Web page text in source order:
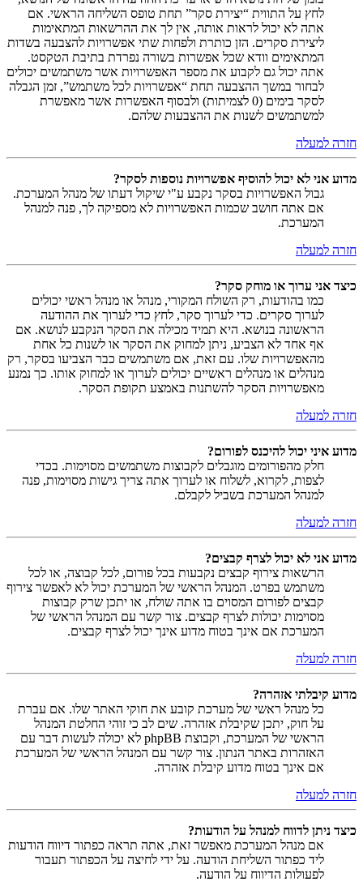
לחץ על התווית “יצירת סקר” תחת טופס השליחה הראשי. אם
אתה לא יכול לראות אותה, אין לך את ההרשאות המתאימות
ליצירת סקרים. הזן כותרת ולפחות שתי אפשרויות להצבעה בשדות
המתאימים וודא שכל אפשרות בשורה נפרדת בתיבת הטקסט.
אתה יכול גם לקבוע את מספר האפשרויות אשר משתמשים יכולים
לבחור במשך ההצבעה תחת “אפשרויות לכל משתמש”, זמן הגבלה
לסקר בימים (0 לצמיתות) ולבסוף האפשרות אשר מאפשרת
למשתמשים לשנות את ההצבעות שלהם.
חזרה למעלה
מדוע אני לא יכול להוסיף אפשרויות נוספות לסקר?
גבול האפשרויות בסקר נקבע ע"י שיקול דעתו של מנהל המערכת.
אם אתה חושב שכמות האפשרויות לא מספיקה לך, פנה למנהל
המערכת.
חזרה למעלה
כיצד אני ערוך או מוחק סקר?
כמו בהודעות, רק השולח המקורי, מנהל או מנהל ראשי יכולים
לערוך סקרים. כדי לערוך סקר, לחץ כדי לערוך את ההודעה
הראשונה בנושא. היא תמיד מכילה את הסקר הנקבע לנושא. אם
אף אחד לא הצביע, ניתן למחוק את הסקר או לשנות כל אחת
מהאפשרויות שלו. עם זאת, אם משתמשים כבר הצביעו בסקר, רק
מנהלים או מנהלים ראשיים יכולים לערוך או למחוק אותו. כך נמנע
מאפשרויות הסקר להשתנות באמצע תקופת הסקר.
חזרה למעלה
מדוע איני יכול להיכנס לפורום?
חלק מהפורומים מוגבלים לקבוצות משתמשים מסוימות. בכדי
לצפות, לקרוא, לשלוח או לערוך אתה צריך גישות מסוימות, פנה
למנהל המערכת בשביל לקבלם.
חזרה למעלה
מדוע אני לא יכול לצרף קבצים?
הרשאות צירוף קבצים נקבעות בכל פורום, לכל קבוצה, או לכל
משתמש בפרט. המנהל הראשי של המערכת יכול לא לאפשר צירוף
קבצים לפורום המסוים בו אתה שולח, או יתכן שרק קבוצות
מסוימות יכולות לצרף קבצים. צור קשר עם המנהל הראשי של
המערכת אם אינך בטוח מדוע אינך יכול לצרף קבצים.
חזרה למעלה
מדוע קיבלתי אזהרה?
כל מנהל ראשי של מערכת קובע את חוקי האתר שלו. אם עברת
על חוק, יתכן שקיבלת אזהרה. שים לב כי זוהי החלטת המנהל
הראשי של המערכת, וקבוצת phpBB לא יכולה לעשות דבר עם
האזהרות באתר הנתון. צור קשר עם המנהל הראשי של המערכת
אם אינך בטוח מדוע קיבלת אזהרה.
חזרה למעלה
כיצד ניתן לדווח למנהל על הודעות?
אם מנהל המערכת מאפשר זאת, אתה תראה כפתור דיווח הודעות
ליד כפתור השליחת הודעה. על ידי לחיצה על הכפתור תעבור
לפעולות הדיווח על הודעה.